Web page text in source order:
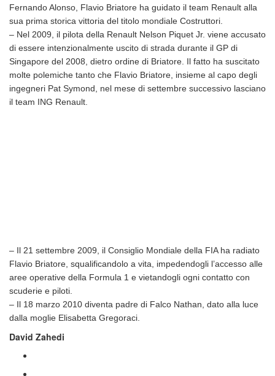
Fernando Alonso, Flavio Briatore ha guidato il team Renault alla
sua prima storica vittoria del titolo mondiale Costruttori.
– Nel 2009, il pilota della Renault Nelson Piquet Jr. viene accusato
di essere intenzionalmente uscito di strada durante il GP di
Singapore del 2008, dietro ordine di Briatore. Il fatto ha suscitato
molte polemiche tanto che Flavio Briatore, insieme al capo degli
ingegneri Pat Symond, nel mese di settembre successivo lasciano
il team ING Renault.
– Il 21 settembre 2009, il Consiglio Mondiale della FIA ha radiato
Flavio Briatore, squalificandolo a vita, impedendogli l’accesso alle
aree operative della Formula 1 e vietandogli ogni contatto con
scuderie e piloti.
– Il 18 marzo 2010 diventa padre di Falco Nathan, dato alla luce
dalla moglie Elisabetta Gregoraci.
David Zahedi